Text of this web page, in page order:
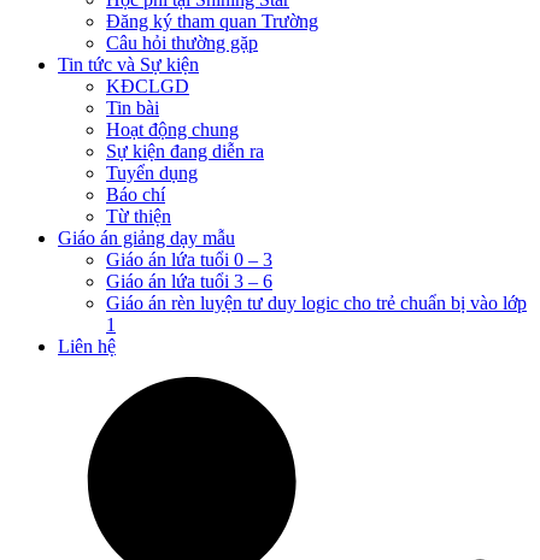
Đăng ký tham quan Trường
Câu hỏi thường gặp
Tin tức và Sự kiện
KĐCLGD
Tin bài
Hoạt động chung
Sự kiện đang diễn ra
Tuyển dụng
Báo chí
Từ thiện
Giáo án giảng dạy mẫu
Giáo án lứa tuổi 0 – 3
Giáo án lứa tuổi 3 – 6
Giáo án rèn luyện tư duy logic cho trẻ chuẩn bị vào lớp
1
Liên hệ